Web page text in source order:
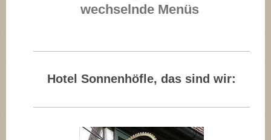
wechselnde Menüs
Hotel Sonnenhöfle, das sind wir: